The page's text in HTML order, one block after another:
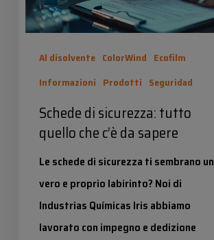
da
Al disolvente ColorWind Ecofilm
Informazioni Prodotti Seguridad
Schede di sicurezza: tutto
quello che c’è da sapere
Le schede di sicurezza ti sembrano un
vero e proprio labirinto? Noi di
Industrias Químicas Iris abbiamo
lavorato con impegno e dedizione